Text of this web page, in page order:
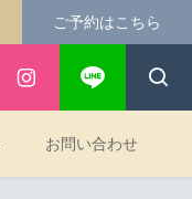
ご予約はこちら
お問い合わせ